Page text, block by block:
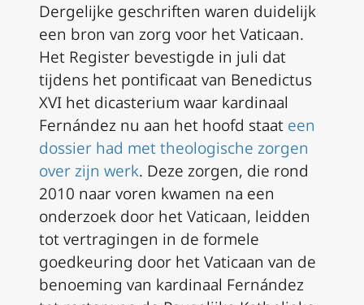
Dergelijke geschriften waren duidelijk
een bron van zorg voor het Vaticaan.
Het Register bevestigde in juli dat
tijdens het pontificaat van Benedictus
XVI het dicasterium waar kardinaal
Fernández nu aan het hoofd staat een
dossier had met theologische zorgen
over zijn werk. Deze zorgen, die rond
2010 naar voren kwamen na een
onderzoek door het Vaticaan, leidden
tot vertragingen in de formele
goedkeuring door het Vaticaan van de
benoeming van kardinaal Fernández